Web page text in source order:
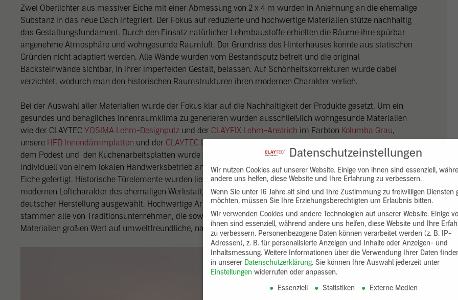
Zwei Oberlichter aus massiver Eiche mit einer Abmessung von 2 x 4 m wurden in Anlehnung an die ehemalige
Substanz in das neue Dach integriert. Der Fokus auf reduzierte und hochwertige Materialien stütze nachhaltig
das Gestaltungsfundament. Durch den Einsatz natürlicher Lehmbaustoffe erhielten die Räume ihre spürbar
angenehme Atmosphäre und wohngesunde Raumluft. Der Grundriss des Hinterhauses konnte aus statischen
Gründen nicht adaptiert werden. Alle Wände wurden vom Bestandsputz befreit und die original
Backsteinwände sichtbar, in ihrer imperfekten Gestalt, belassen. Auf Schönheitskorrekturen wurde dabei
verzichtet, wodurch man den historischen Raumstrukturen ihren modernen Charakter verlieh.
Bei der Auswahl aller Materialien wurde der Fokus klar auf die Nachhaltigkeit der Produkte gesetzt. Um ein
gesundes und behagliches Innenraumklima zu generieren wurden ausschließlich wohngesunde Materialien
wie der CLAYTEC YOSIMA Lehm-Designputz und der CLAYFIX Lehm-Anstrich im Farbton Kolumba Grau,
unsere HFD Innendämmplatten und der CLAYTEC Lehmklebe- und Armierungsmörtel
dem Podest und den Küchenarbeitsplatten wurde Douglasie aus
nachhaltiger Forstwirtschaft eingesetzt. Die
individuell von einem lokalen Handwerksbetrieb angefertigten Fensterrahmen wurden aus massiver, geölter
Eiche gefertigt. Historische Türelemente wurden liebevoll restauriert und unterstreichen zusätzlich den
modernen Loftcharakter des ehemaligen Werkstattgebäudes. Ergänzend dazu wurden bewusst Produkte aus
deutscher Herstellung ausgewählt. Hochwertige Armaturen, alle Griffe sowie die Schalter und Steckdosen
stammen alle von Traditionsunternehmen, die sowohl bei den Produktionsabläufen als auch bei den
Materialien großen Wert auf umweltfreundliche, nachhaltige Aspekte legen.
Datenschutzeinstellungen
Wir nutzen Cookies auf unserer Website. Einige von ihnen sind essenziell,
andere uns helfen, diese Website und Ihre Erfahrung zu verbessern.
Wenn Sie unter 16 Jahre alt sind und Ihre Zustimmung zu freiwilligen Diensten
möchten, müssen Sie Ihre Erziehungsberechtigten um Erlaubnis bitten.
Wir verwenden Cookies und andere Technologien auf unserer Website. Einige
ihnen sind essenziell, während andere uns helfen, diese Website und Ihre
zu verbessern. Personenbezogene Daten können verarbeitet werden (z. B. IP-
Adressen), z. B. für personalisierte Anzeigen und Inhalte oder Anzeigen- und
Inhaltsmessung. Weitere Informationen über die Verwendung Ihrer Daten
in unserer Datenschutzerklärung. Sie können Ihre Auswahl jederzeit unter
Einstellungen widerrufen oder anpassen.
Essenziell
Statistiken Externe Medien